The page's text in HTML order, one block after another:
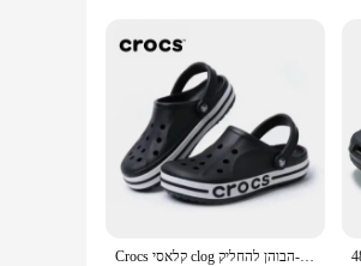
Performance and Property:
Features:
**Elegant Comfort for the
Step into the world of
a blend of vibrant color and
of slippers are the perfect choice.
**Versatile and Practical**
The versatility of these slippers
synthetic leather material
slippers; they're a statement
Crocs קלאסי clog סנדלים מזדמנים יוניסקס סגור-הבוהן להחליק-s נעלי חוף גברים